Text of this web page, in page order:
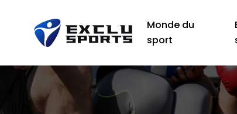
Monde du
sport